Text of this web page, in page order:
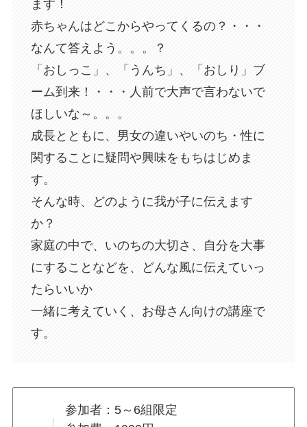
ます！
赤ちゃんはどこからやってくるの？・・・
なんて答えよう。。。？
「おしっこ」、「うんち」、「おしり」ブ
ーム到来！・・・人前で大声で言わないで
ほしいな～。。。
成長とともに、男女の違いやいのち・性に
関することに疑問や興味をもちはじめま
す。
そんな時、どのように我が子に伝えます
か？
家庭の中で、いのちの大切さ、自分を大事
にすることなどを、どんな風に伝えていっ
たらいいか
一緒に考えていく、お母さん向けの講座で
す。
参加者：5～6組限定